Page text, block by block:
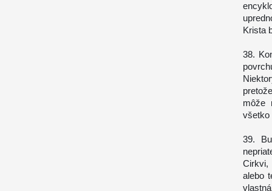
Krista
38.
môže
39.
Cirkvi,
alebo